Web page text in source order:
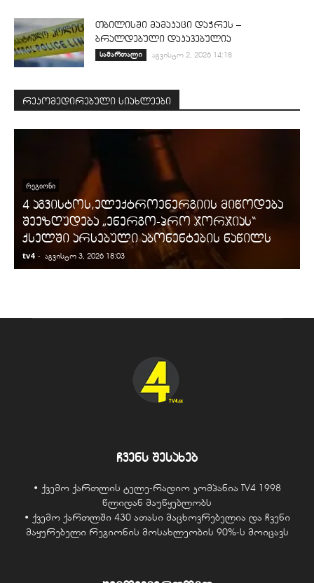
თბილისში მამაკაცი დაჭრეს –
ბრალდებული დაკავებულია
სამართალი აგვისტო 2, 2026 14:18
რეკომედირებული სიახლეები
ᲠᲔᲒᲘᲝᲜᲘ
4 აგვისტოს,ელექტროენერგიის მიწოდება
შეეზღუდება „ენერგო-პრო ჯორჯიას“
ქსელში არსებული აბონენტების ნაწილს
tv4 - აგვისტო 3, 2026 18:03
ჩვენს შესახებ
• ქვემო ქართლის ტელე-რადიო კომპანია TV4 1998
წლიდან მაუწყებლობს
• ქვემო ქართლში 430 ათასი მაცხოვრებელია და ჩვენი
მაყურებელი რეგიონის მოსახლეობის 90%-ს მოიცავს